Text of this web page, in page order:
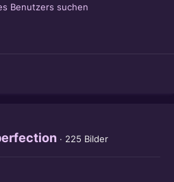
Benutzers suchen
· 225 Bilder